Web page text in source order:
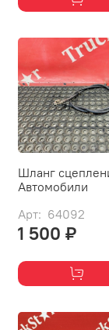
Шланг
Автомобили
Арт: 64092
1 500 ₽